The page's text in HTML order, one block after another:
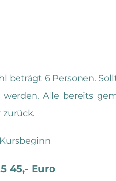
beträgt 6 Personen.
Alle bereits
45,- Euro